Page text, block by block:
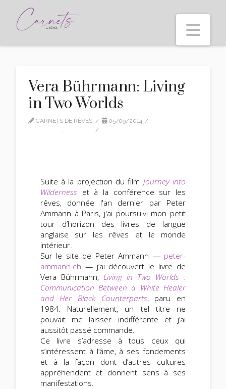
Vera Bührmann: Living
in Two Worlds
CARNETS DE RÊVES
05/09/2014
,
Suite à la projection du film Journey into
Wilderness et à la conférence sur les
rêves, donnée l'an dernier par Peter
Ammann à Paris, j'ai poursuivi mon petit
tour d’horizon des livres de langue
anglaise sur les rêves et le monde
intérieur.
Sur le site de Peter Ammann — peter-
ammann.ch — j’ai découvert le livre de
Vera Bührmann, Living in Two Worlds :
Communication Between a White Healer
and Her Black Counterparts, paru en
1984. Naturellement, un tel titre ne
pouvait me laisser indifférente et j’ai
aussitôt passé commande.
Ce livre s’adresse à tous ceux qui
s’intéressent à l’âme, à ses fondements
et à la façon dont d’autres cultures
appréhendent et donnent sens à ses
manifestations.